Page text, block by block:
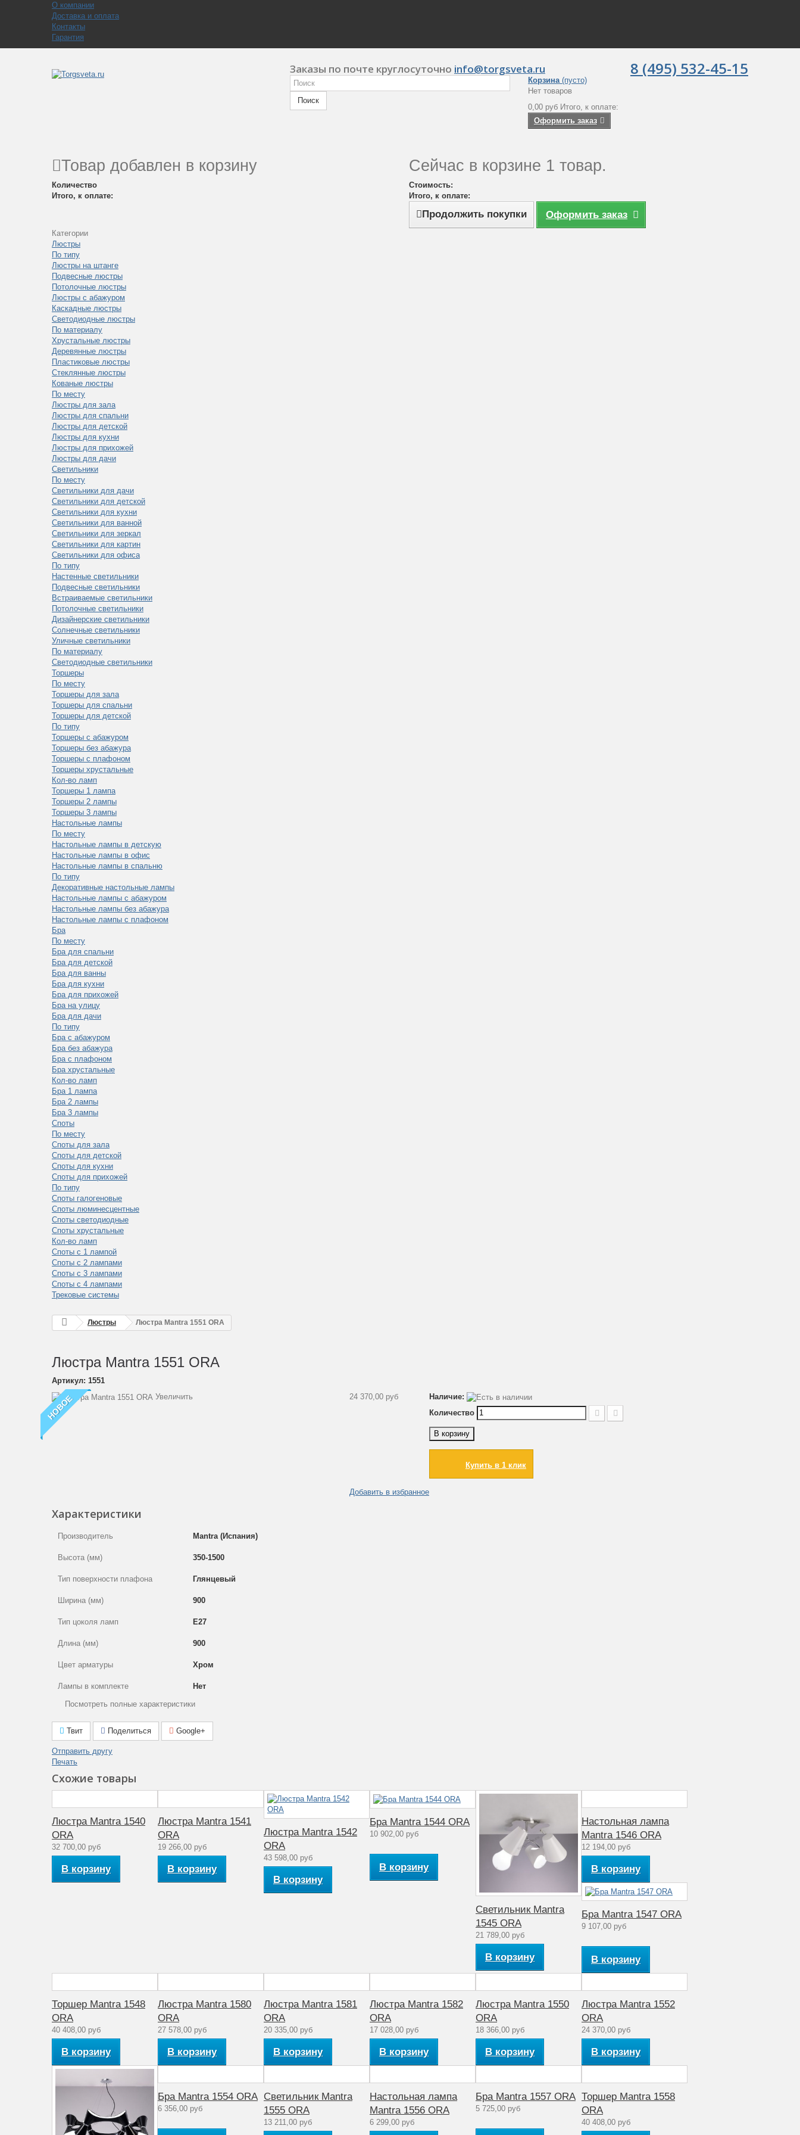
О компании
Доставка и оплата
Контакты
Гарантия
Заказы по почте круглосуточно info@torgsveta.ru 8 (495) 532-45-15
Поиск
Корзина (пусто)
Нет товаров
0,00 руб Итого, к оплате:
Оформить заказ
Товар добавлен в корзину
Количество
Итого, к оплате:
Сейчас в корзине 1 товар.
Стоимость:
Итого, к оплате:
Продолжить покупки Оформить заказ
Категории
Люстры
По типу
Люстры на штанге
Подвесные люстры
Потолочные люстры
Люстры с абажуром
Каскадные люстры
Светодиодные люстры
По материалу
Хрустальные люстры
Деревянные люстры
Пластиковые люстры
Стеклянные люстры
Кованые люстры
По месту
Люстры для зала
Люстры для спальни
Люстры для детской
Люстры для кухни
Люстры для прихожей
Люстры для дачи
Светильники
По месту
Светильники для дачи
Светильники для детской
Светильники для кухни
Светильники для ванной
Светильники для зеркал
Светильники для картин
Светильники для офиса
По типу
Настенные светильники
Подвесные светильники
Встраиваемые светильники
Потолочные светильники
Дизайнерские светильники
Солнечные светильники
Уличные светильники
По материалу
Светодиодные светильники
Торшеры
По месту
Торшеры для зала
Торшеры для спальни
Торшеры для детской
По типу
Торшеры с абажуром
Торшеры без абажура
Торшеры с плафоном
Торшеры хрустальные
Кол-во ламп
Торшеры 1 лампа
Торшеры 2 лампы
Торшеры 3 лампы
Настольные лампы
По месту
Настольные лампы в детскую
Настольные лампы в офис
Настольные лампы в спальню
По типу
Декоративные настольные лампы
Настольные лампы с абажуром
Настольные лампы без абажура
Настольные лампы с плафоном
Бра
По месту
Бра для спальни
Бра для детской
Бра для ванны
Бра для кухни
Бра для прихожей
Бра на улицу
Бра для дачи
По типу
Бра с абажуром
Бра без абажура
Бра с плафоном
Бра хрустальные
Кол-во ламп
Бра 1 лампа
Бра 2 лампы
Бра 3 лампы
Споты
По месту
Споты для зала
Споты для детской
Споты для кухни
Споты для прихожей
По типу
Споты галогеновые
Споты люминесцентные
Споты светодиодные
Споты хрустальные
Кол-во ламп
Споты с 1 лампой
Споты с 2 лампами
Споты с 3 лампами
Споты с 4 лампами
Трековые системы
Люстры Люстра Mantra 1551 ORA
Люстра Mantra 1551 ORA
Артикул: 1551
НОВОЕ Увеличить 24 370,00 руб
Добавить в избранное
Наличие:
Количество
В корзину
Купить в 1 клик
Характеристики
Производитель Mantra (Испания)
Высота (мм) 350-1500
Тип поверхности плафона Глянцевый
Ширина (мм) 900
Тип цоколя ламп E27
Длина (мм) 900
Цвет арматуры Хром
Лампы в комплекте Нет
Площадь освещения (м2) 22
Общая мощность (Вт) 104
Гарантия производителя (месяцы)
Цвет плафона Черный
Энергосберегающие
Мощность лампы (Вт)
Материал арматуры Металл
Артикул 1551
Коллекция ORA
Посмотреть полные характеристики
Твит Поделиться Google+
Отправить другу
Печать
Схожие товары
Люстра Mantra 1540
ORA
32 700,00 руб
В корзину
Люстра Mantra 1541
ORA
19 266,00 руб
В корзину
Люстра Mantra 1542
ORA
43 598,00 руб
В корзину
Бра Mantra 1544 ORA
10 902,00 руб
В корзину
Светильник Mantra
1545 ORA
21 789,00 руб
В корзину
Настольная лампа
Mantra 1546 ORA
12 194,00 руб
В корзину
Бра Mantra 1547 ORA
9 107,00 руб
В корзину
Торшер Mantra 1548
ORA
40 408,00 руб
В корзину
Люстра Mantra 1580
ORA
27 578,00 руб
В корзину
Люстра Mantra 1581
ORA
20 335,00 руб
В корзину
Люстра Mantra 1582
ORA
17 028,00 руб
В корзину
Люстра Mantra 1550
ORA
18 366,00 руб
В корзину
Люстра Mantra 1552
ORA
24 370,00 руб
В корзину
Бра Mantra 1554 ORA
6 356,00 руб
Светильник Mantra
1555 ORA
13 211,00 руб
Настольная лампа
Mantra 1556 ORA
6 299,00 руб
Бра Mantra 1557 ORA
5 725,00 руб
Торшер Mantra 1558
ORA
40 408,00 руб